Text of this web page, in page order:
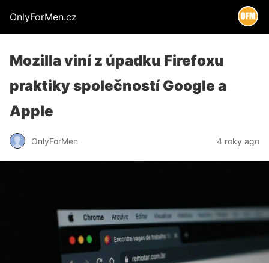
OnlyForMen.cz
Mozilla viní z úpadku Firefoxu
praktiky společností Google a
Apple
OnlyForMen 4 roky ago